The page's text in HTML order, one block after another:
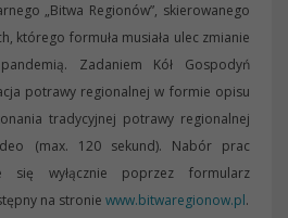
„Bitwa Regionów”, skierowanego
którego formuła musiała ulec zmianie
Zadaniem Kół Gospodyń
potrawy regionalnej w formie opisu
tradycyjnej potrawy regionalnej
(max. 120 sekund). Nabór prac
się wyłącznie poprzez formularz
na stronie www.bitwaregionow.pl.